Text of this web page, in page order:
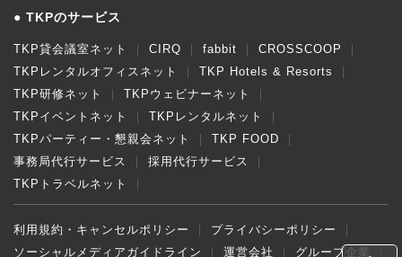
TKPのサービス
TKP貸会議室ネット CIRQ fabbit
CROSSCOOP
TKPレンタルオフィスネット
TKP Hotels & Resorts
TKP研修ネット
TKPウェビナーネット
TKPイベントネット
TKPレンタルネット
TKPパーティー・懇親会ネット
TKP FOOD
事務局代行サービス
採用代行サービス
TKPトラベルネット
利用規約・キャンセルポリシー
プライバシーポリシー
ソーシャルメディアガイドライン
運営会社 グループ企業